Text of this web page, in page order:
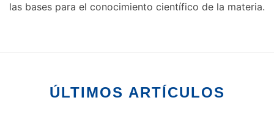
las bases para el conocimiento científico de la materia.
ÚLTIMOS ARTÍCULOS